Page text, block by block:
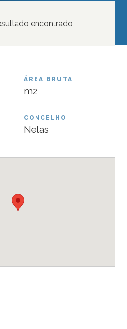
encontrado.
ÁREA BRUTA
m2
CONCELHO
Nelas